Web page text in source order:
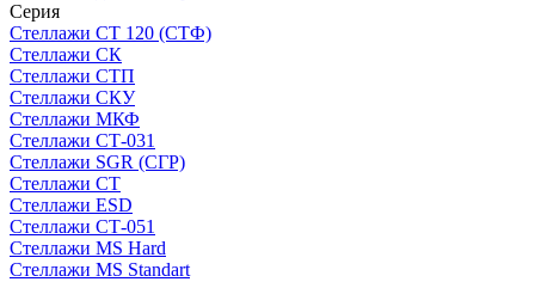
Серия
Стеллажи СТ 120 (СТФ)
Стеллажи СК
Стеллажи СТП
Стеллажи СКУ
Стеллажи МКФ
Стеллажи СТ-031
Стеллажи SGR (СГР)
Стеллажи СТ
Стеллажи ESD
Стеллажи СТ-051
Стеллажи MS Hard
Стеллажи MS Standart